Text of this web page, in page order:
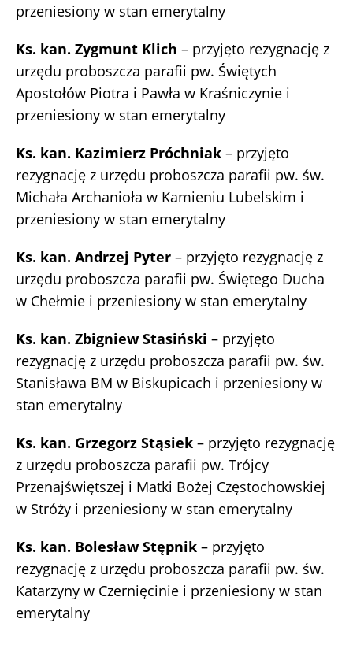
przeniesiony w stan emerytalny
Ks. kan. Zygmunt Klich – przyjęto rezygnację z
urzędu proboszcza parafii pw. Świętych
Apostołów Piotra i Pawła w Kraśniczynie i
przeniesiony w stan emerytalny
Ks. kan. Kazimierz Próchniak – przyjęto
rezygnację z urzędu proboszcza parafii pw. św.
Michała Archanioła w Kamieniu Lubelskim i
przeniesiony w stan emerytalny
Ks. kan. Andrzej Pyter – przyjęto rezygnację z
urzędu proboszcza parafii pw. Świętego Ducha
w Chełmie i przeniesiony w stan emerytalny
Ks. kan. Zbigniew Stasiński – przyjęto
rezygnację z urzędu proboszcza parafii pw. św.
Stanisława BM w Biskupicach i przeniesiony w
stan emerytalny
Ks. kan. Grzegorz Stąsiek – przyjęto rezygnację
z urzędu proboszcza parafii pw. Trójcy
Przenajświętszej i Matki Bożej Częstochowskiej
w Stróży i przeniesiony w stan emerytalny
Ks. kan. Bolesław Stępnik – przyjęto
rezygnację z urzędu proboszcza parafii pw. św.
Katarzyny w Czernięcinie i przeniesiony w stan
emerytalny